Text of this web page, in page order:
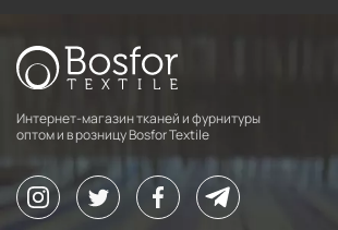
Интернет-магазин тканей и фурнитуры
оптом и в розницу Bosfor Textile